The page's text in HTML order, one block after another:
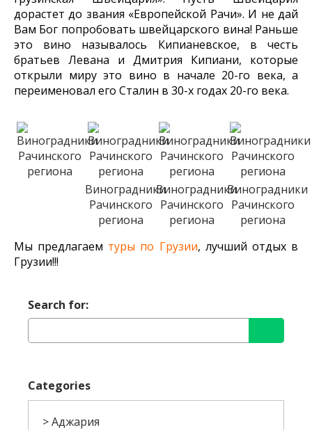
дорастет до звания «Европейской Рачи». И не дай
Вам Бог попробовать швейцарского вина! Раньше
это вино называлось Кипианевское, в честь
братьев Левана и Дмитрия Кипиани, которые
открыли миру это вино в начале 20-го века, а
переименовал его Сталин в 30-х годах 20-го века.
Виноградники
Рачинского
региона
Виноградники
Рачинского
региона
Виноградники
Рачинского
региона
Мы предлагаем туры по Грузии, лучший отдых в
Грузии!!!
Search for:
Categories
Аджария